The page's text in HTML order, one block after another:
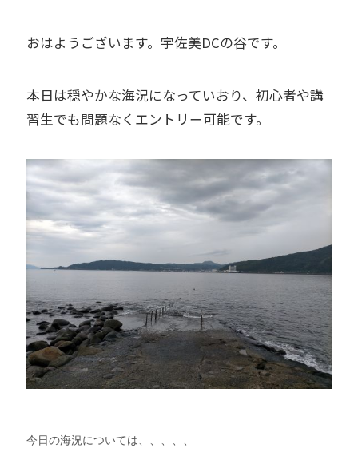
おはようございます。宇佐美DCの谷です。
本日は穏やかな海況になっていおり、初心者や講
習生でも問題なくエントリー可能です。
今日の海況については、、、、、